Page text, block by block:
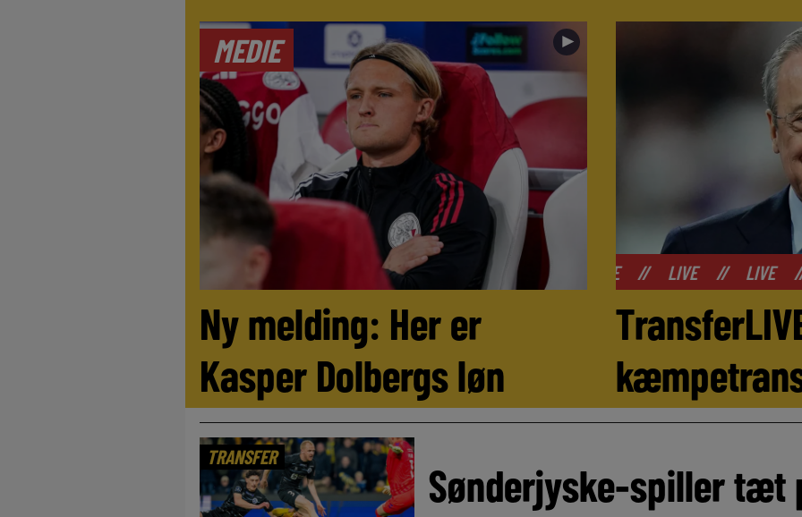
MEDIE ►
Ny melding: Her er
Kasper Dolbergs løn
LIVE LIVE // LIVE //
TRANSFER
Sønderjyske-spiller tæt